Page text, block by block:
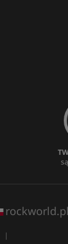
rockworld.pl
|